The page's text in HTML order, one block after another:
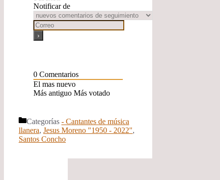
Notificar de
0 Comentarios
El mas nuevo
Más antiguo Más votado
Categorías - Cantantes de música
llanera, Jesus Moreno "1950 - 2022",
Santos Concho